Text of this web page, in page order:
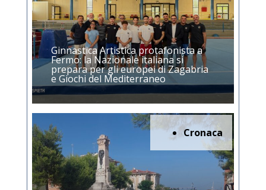
Ginnastica Artistica protafonista a
Fermo: la Nazionale italiana si
prepara per gli europei di Zagabria
e Giochi del Mediterraneo
Cronaca